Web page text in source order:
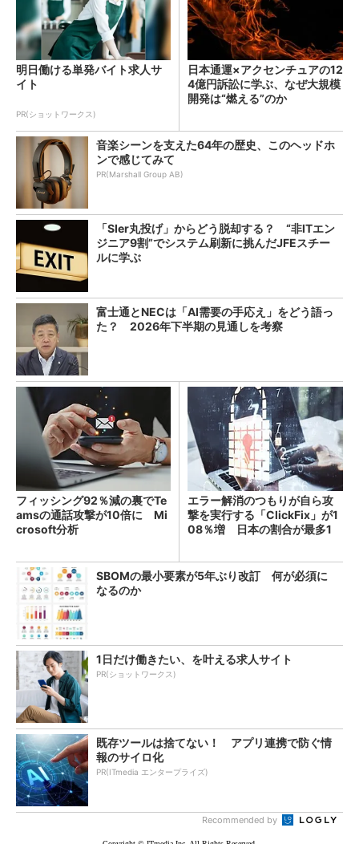
明日働ける単発バイト求人サ
イト
PR(ショットワークス)
日本通運×アクセンチュアの12
4億円訴訟に学ぶ、なぜ大規模
開発は“燃える”のか
音楽シーンを支えた64年の歴史、このヘッドホ
ンで感じてみて
PR(Marshall Group AB)
「SIer丸投げ」からどう脱却する？ “非ITエン
ジニア9割”でシステム刷新に挑んだJFEスチー
ルに学ぶ
富士通とNECは「AI需要の手応え」をどう語っ
た？ 2026年下半期の見通しを考察
フィッシング92％減の裏でTe
amsの通話攻撃が10倍に Mi
crosoft分析
エラー解消のつもりが自ら攻
撃を実行する「ClickFix」が1
08％増 日本の割合が最多1
SBOMの最小要素が5年ぶり改訂 何が必須に
なるのか
1日だけ働きたい、を叶える求人サイト
PR(ショットワークス)
既存ツールは捨てない！ アプリ連携で防ぐ情
報のサイロ化
PR(ITmedia エンタープライズ)
Recommended by